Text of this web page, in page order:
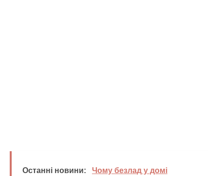
Останні новини:
Чому безлад у домі